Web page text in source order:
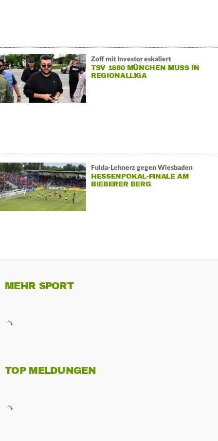
Zoff mit Investor eskaliert
TSV 1860 MÜNCHEN MUSS IN
REGIONALLIGA
Fulda-Lehnerz gegen Wiesbaden
HESSENPOKAL-FINALE AM
BIEBERER BERG
MEHR SPORT
TOP MELDUNGEN